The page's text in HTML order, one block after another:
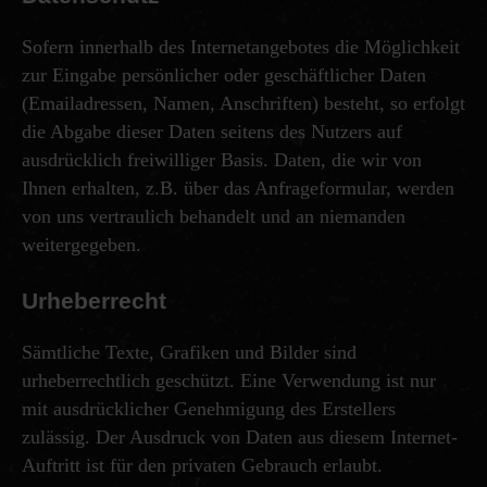
Sofern innerhalb des Internetangebotes die Möglichkeit
zur Eingabe persönlicher oder geschäftlicher Daten
(Emailadressen, Namen, Anschriften) besteht, so erfolgt
die Abgabe dieser Daten seitens des Nutzers auf
ausdrücklich freiwilliger Basis. Daten, die wir von
Ihnen erhalten, z.B. über das Anfrageformular, werden
von uns vertraulich behandelt und an niemanden
weitergegeben.
Urheberrecht
Sämtliche Texte, Grafiken und Bilder sind
urheberrechtlich geschützt. Eine Verwendung ist nur
mit ausdrücklicher Genehmigung des Erstellers
zulässig. Der Ausdruck von Daten aus diesem Internet-
Auftritt ist für den privaten Gebrauch erlaubt.